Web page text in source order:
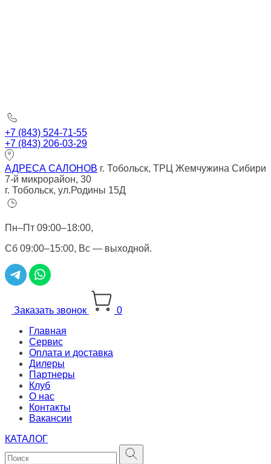
+7 (843) 524-71-55
+7 (843) 206-03-29
АДРЕСА САЛОНОВ г. Тобольск, ТРЦ Жемчужина Сибири
7-й микрорайон, 30
г. Тобольск, ул.Родины 15Д
Пн–Пт 09:00–18:00,
Сб 09:00–15:00, Вс — выходной.
Заказать звонок
0
Главная
Сервис
Оплата и доставка
Дилеры
Партнеры
Клуб
О нас
Контакты
Вакансии
КАТАЛОГ